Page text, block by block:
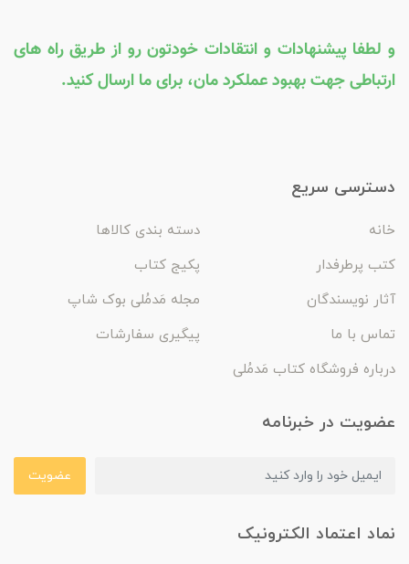
و لطفا پیشنهادات و انتقادات خودتون رو از طریق راه های
ارتباطی جهت بهبود عملکرد مان، برای ما ارسال کنید.
دسترسی سریع
خانه
دسته بندی کالاها
کتب پرطرفدار
پکیج کتاب
آثار نویسندگان
مجله مَدمُلی بوک شاپ
تماس با ما
پیگیری سفارشات
درباره فروشگاه کتاب مَدمُلی
عضویت در خبرنامه
عضویت
نماد اعتماد الکترونیک